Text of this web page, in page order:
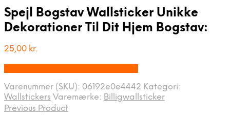
Spejl Bogstav Wallsticker Unikke
Dekorationer Til Dit Hjem Bogstav:
25,00 kr.
Varenummer (SKU): 06192e0e4442 Kategori:
Wallstickers Varemærke: Billigwallsticker
Previous Product